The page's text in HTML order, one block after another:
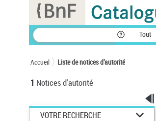
Tout
Accueil Liste de notices d’autorité
1 Notices d'autorité
VOTRE RECHERCHE
Panneau de gestion des cookies